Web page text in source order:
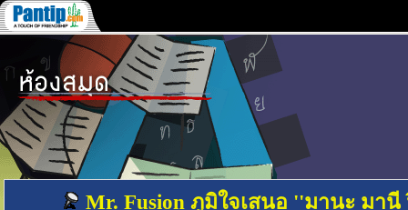
Mr. Fusion ภูมิใจเสนอ ''มานะ มา